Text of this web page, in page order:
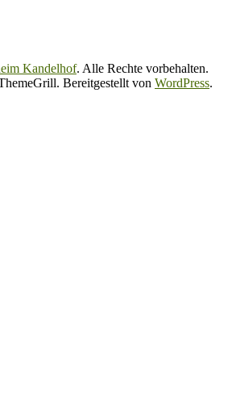
Kandelhof. Alle Rechte vorbehalten.
Bereitgestellt von WordPress.